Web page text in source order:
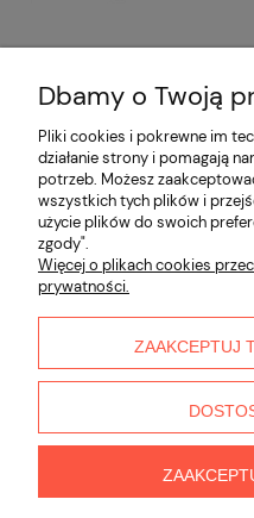
Opinie o produkcie
Informacje
Płatności i dostawa
O nas
Dbamy o Twoją
Pliki cookies i pokrewne im
działanie strony i pomagają
potrzeb. Możesz
wszystkich tych plików i
użycie plików do swoich
zgody".
Więcej o plikach cookies
prywatności.
ZAAKCEPTUJ